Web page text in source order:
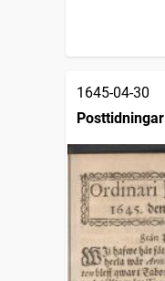
1645-04-30
Posttidningar